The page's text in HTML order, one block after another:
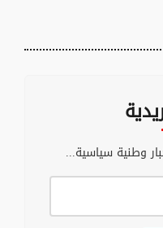
وطنية سياسية...